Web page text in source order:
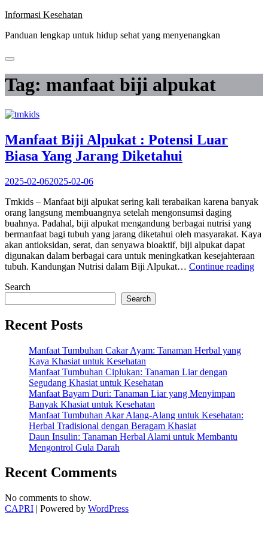
Skip
content
Informasi Kesehatan
Panduan lengkap untuk hidup sehat yang menyenangkan
Tag: manfaat biji alpukat
Manfaat Biji Alpukat : Potensi Luar
Biasa Yang Jarang Diketahui
2025-02-062025-02-06
Tmkids – Manfaat biji alpukat sering kali terabaikan karena banyak
orang langsung membuangnya setelah mengonsumsi daging
buahnya. Padahal, biji alpukat mengandung berbagai nutrisi yang
bermanfaat bagi tubuh yang jarang diketahui oleh masyarakat. Kaya
akan antioksidan, serat, dan senyawa bioaktif, biji alpukat dapat
digunakan dalam berbagai cara untuk meningkatkan kesejahteraan
tubuh. Kandungan Nutrisi dalam Biji Alpukat… Continue reading
Search
Search
Recent Posts
Manfaat Tumbuhan Cakar Ayam: Tanaman Herbal yang
Kaya Khasiat untuk Kesehatan
Manfaat Tumbuhan Ciplukan: Tanaman Liar dengan
Segudang Khasiat untuk Kesehatan
Manfaat Bayam Duri: Tanaman Liar yang Menyimpan
Banyak Khasiat untuk Kesehatan
Manfaat Tumbuhan Akar Alang-Alang untuk Kesehatan:
Herbal Tradisional dengan Beragam Khasiat
Daun Insulin: Tanaman Herbal Alami untuk Membantu
Mengontrol Gula Darah
Recent Comments
No comments to show.
CAPRI | Powered by WordPress